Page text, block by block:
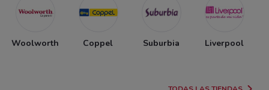
Woolworth Coppel Suburbia Liverpool